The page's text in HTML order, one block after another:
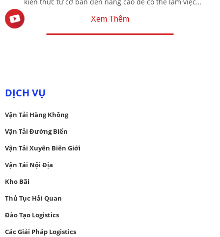
trong ngành logistics trong nước cũng như môi trường
Logistics quốc tế.
Xem Thêm
DỊCH VỤ
Vận Tải Hàng Không
Vận Tải Đường Biển
Vận Tải Xuyên Biên Giới
Vận Tải Nội Địa
Kho Bãi
Thủ Tục Hải Quan
Đào Tạo Logistics
Các Giải Pháp Logistics